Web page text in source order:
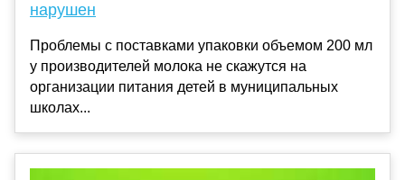
нарушен
Проблемы с поставками упаковки объемом 200 мл
у производителей молока не скажутся на
организации питания детей в муниципальных
школах...